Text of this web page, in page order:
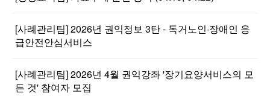
[사례관리팀] 2026년 권익정보 3탄 - 독거노인·장애인 응
급안전안심서비스
[사례관리팀] 2026년 4월 권익강좌 '장기요양서비스의 모
든 것' 참여자 모집